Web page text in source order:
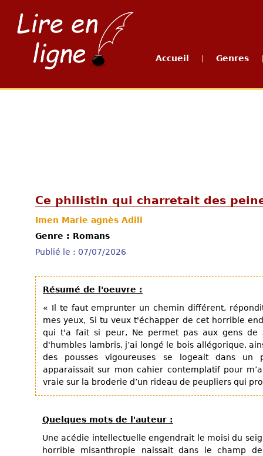
Accueil Genres
Ce philistin qui charretait des
Imen Marie agnès Adili
Genre : Romans
Publié le : 07/07/2026
Résumé de l'oeuvre :
« Il te faut emprunter un chemin différent,
mes yeux, Si tu veux t'échapper de cet horrible
qui t'a fait si peur, Ne permet pas aux gens de
d'humbles lambris, j’ai longé le bois allégorique,
des pousses vigoureuses se logeait dans
apparaissait sur mon cahier contemplatif pour
vraie sur la broderie d’un rideau de peupliers qui
Quelques mots de l'auteur :
Une acédie intellectuelle engendrait le moisi du
horrible misanthropie naissait dans le champ